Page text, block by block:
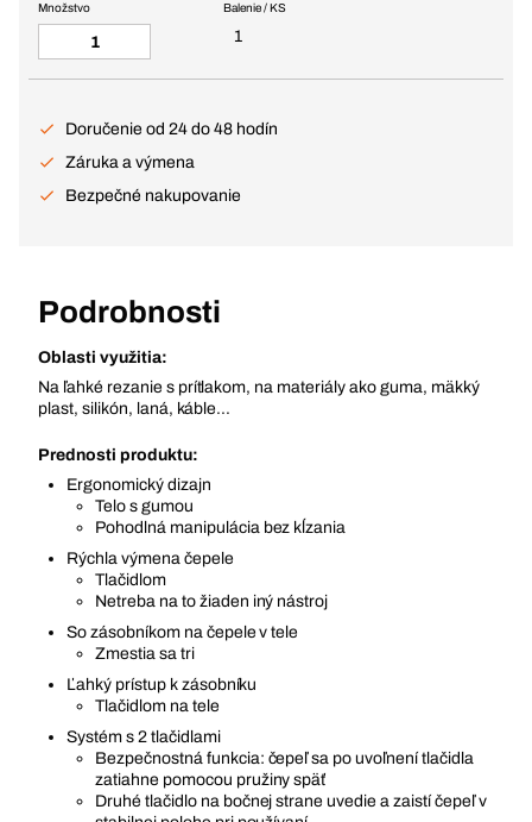
Balenie / KS
1
Množstvo
Doručenie od 24 do 48 hodín
Záruka a výmena
Bezpečné nakupovanie
Podrobnosti
Oblasti využitia:
Na ľahké rezanie s prítlakom, na materiály ako guma, mäkký
plast, silikón, laná, káble...
Prednosti produktu:
Ergonomický dizajn
Telo s gumou
Pohodlná manipulácia bez kĺzania
Rýchla výmena čepele
Tlačidlom
Netreba na to žiaden iný nástroj
So zásobníkom na čepele v tele
Zmestia sa tri
Ľahký prístup k zásobníku
Tlačidlom na tele
Systém s 2 tlačidlami
Bezpečnostná funkcia: čepeľ sa po uvoľnení tlačidla
zatiahne pomocou pružiny späť
Druhé tlačidlo na bočnej strane uvedie a zaistí čepeľ v